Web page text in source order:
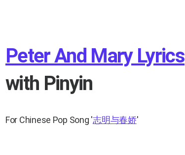
Peter And Mary Lyrics
with Pinyin
For Chinese Pop Song '志明与春娇'